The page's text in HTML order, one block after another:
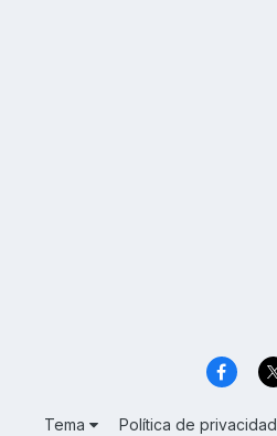
Tema Política de privacidad